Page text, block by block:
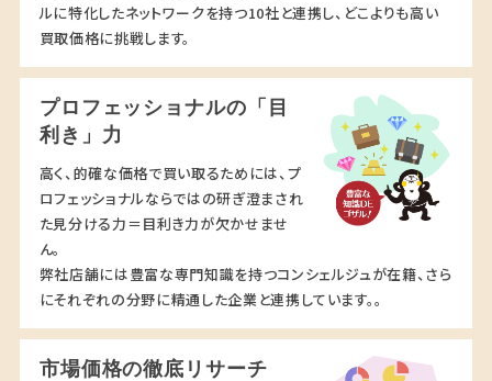
ルに特化したネットワークを持つ10社と連携し、どこよりも高い
買取価格に挑戦します。
プロフェッショナルの「目
利き」力
高く、的確な価格で買い取るためには、プ
ロフェッショナルならではの研ぎ澄まされ
た見分ける力＝目利き力が欠かせませ
ん。
弊社店舗には豊富な専門知識を持つコンシェルジュが在籍、さら
にそれぞれの分野に精通した企業と連携しています。。
市場価格の徹底リサーチ